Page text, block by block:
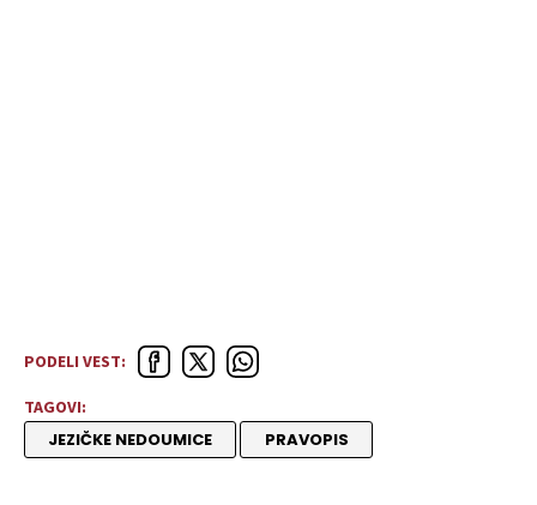
PODELI VEST:
TAGOVI:
JEZIČKE NEDOUMICE PRAVOPIS